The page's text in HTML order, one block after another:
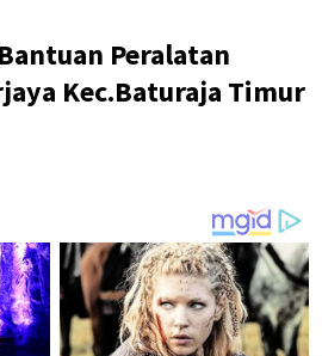
Peralatan
Kec.Baturaja Timur